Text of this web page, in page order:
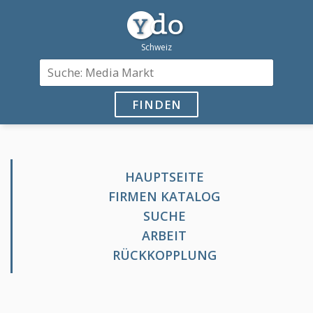
FINDEN
HAUPTSEITE
FIRMEN KATALOG
SUCHE
ARBEIT
RÜCKKOPPLUNG